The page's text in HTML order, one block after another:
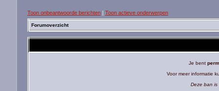
Toon onbeantwoorde berichten | Toon actieve onderwerpen
Forumoverzicht
Je bent
Voor meer informatie
Deze ban is